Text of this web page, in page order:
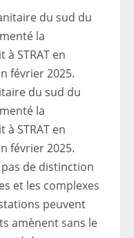
du sud du
la
STRAT en
février 2025.